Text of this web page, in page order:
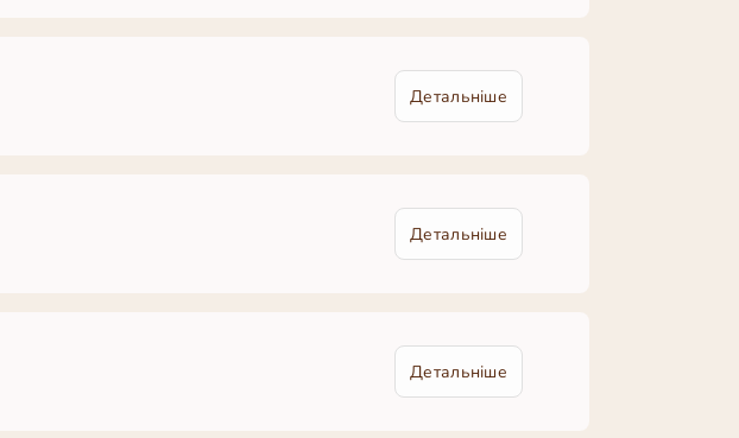
Детальніше
Детальніше
Детальніше